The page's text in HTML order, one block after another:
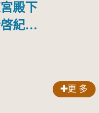
殿下
紀念
更 多